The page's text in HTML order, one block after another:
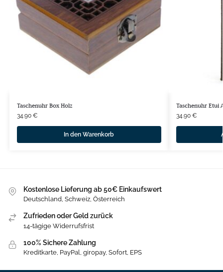
Taschenuhr Box Holz
34.90 €
In den Warenkorb
Taschenuhr Etui
34.90 €
Kostenlose Lieferung ab 50€ Einkaufswert
Deutschland, Schweiz, Österreich
Zufrieden oder Geld zurück
14-tägige Widerrufsfrist
100% Sichere Zahlung
Kreditkarte, PayPal, giropay, Sofort, EPS